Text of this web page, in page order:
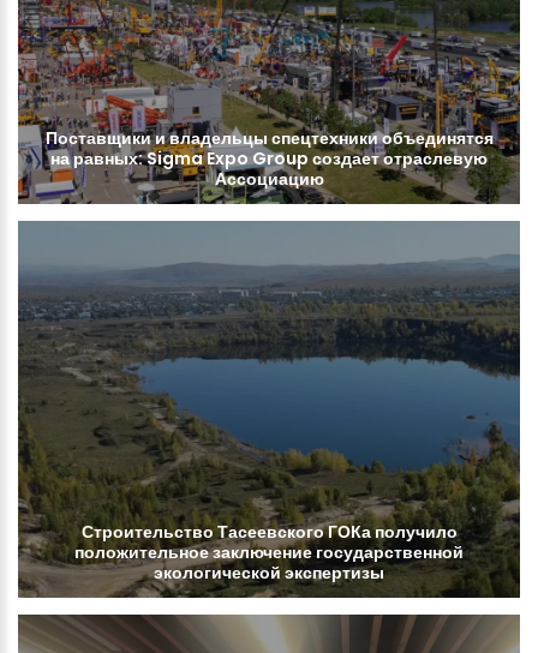
Поставщикиивладельцыспецтехникиобъединятся
наравных:SigmaExpoGroup создаетотраслевую
Ассоциацию
СтроительствоТасеевскогоГОКаполучило
положительноезаключениегосударственной
экологической экспертизы